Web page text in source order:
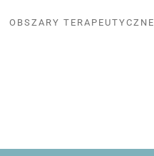
OBSZARY TERAPEUTYCZNE